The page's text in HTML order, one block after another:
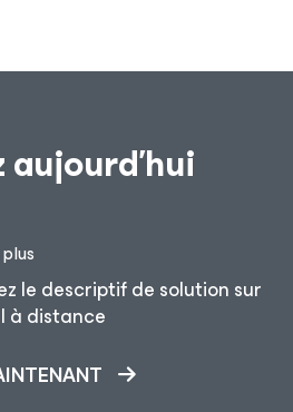
le descriptif de solution sur
à distance